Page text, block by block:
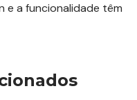
e a funcionalidade têm